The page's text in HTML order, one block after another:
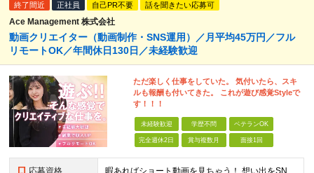
終了間近 正社員 自己PR不要 話を聞きたい応募可
Ace Management 株式会社
動画クリエイター（動画制作・SNS運用）／月平均45万円／フル
リモートOK／年間休日130日／未経験歓迎
ただ楽しく仕事をしていた。 気付いたら、スキ
ルも報酬も付いてきた。 これが遊び感覚Styleで
す！！！
未経験歓迎 学歴不問 ベテランOK
完全週休2日 賞与複数月 面接1回
応募資格